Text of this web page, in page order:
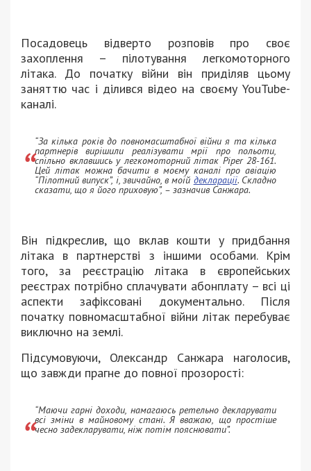
Посадовець відверто розповів про своє
захоплення – пілотування легкомоторного
літака. До початку війни він приділяв цьому
заняттю час і ділився відео на своєму YouTube-
каналі.
“За кілька років до повномасштабної війни я та кілька
партнерів вирішили реалізувати мрії про польоти,
спільно вклавшись у легкомоторний літак Piper 28-161.
Цей літак можна бачити в моєму каналі про авіацію
“Пілотний випуск”, і, звичайно, в моїй декларації. Складно
сказати, що я його приховую”, – зазначив Санжара.
Він підкреслив, що вклав кошти у придбання
літака в партнерстві з іншими особами. Крім
того, за реєстрацію літака в європейських
реєстрах потрібно сплачувати абонплату – всі ці
аспекти зафіксовані документально. Після
початку повномасштабної війни літак перебуває
виключно на землі.
Підсумовуючи, Олександр Санжара наголосив,
що завжди прагне до повної прозорості:
“Маючи гарні доходи, намагаюсь ретельно декларувати
всі зміни в майновому стані. Я вважаю, що простіше
чесно задекларувати, ніж потім пояснювати”.